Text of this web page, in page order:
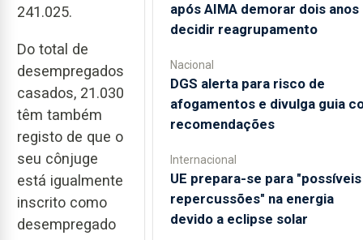
241.025.
Do total de
desempregados
casados, 21.030
têm também
registo de que o
seu cônjuge
está igualmente
inscrito como
desempregado
após AIMA demorar dois anos
decidir reagrupamento
Nacional
DGS alerta para risco de
afogamentos e divulga guia
recomendações
Internacional
UE prepara-se para "possíveis
repercussões" na energia
devido a eclipse solar